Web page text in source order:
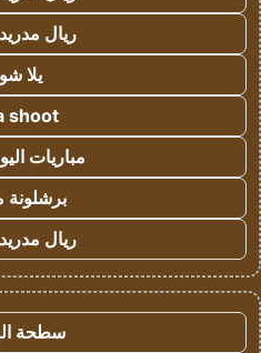
ريال
يلا
shoot
مباريات
برشلونة
ريال
سطحة